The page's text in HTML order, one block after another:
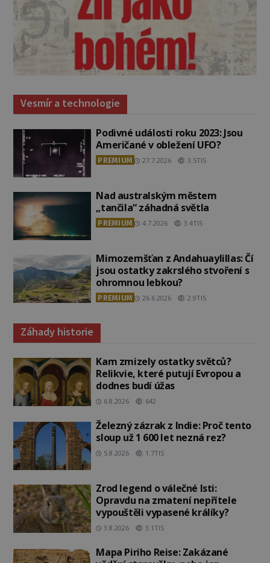
Vesmír a technologie
Podivné události roku 2023: Jsou
Američané v obležení UFO?
PREMIUM 27.7.2026 3.5TIS
Nad australským městem
„tančila“ záhadná světla
PREMIUM 4.7.2026 3.4TIS
Mimozemšťan z Andahuaylillas: Čí
jsou ostatky zakrslého stvoření s
ohromnou lebkou?
PREMIUM 26.6.2026 2.9TIS
Záhady historie
Kam zmizely ostatky světců?
Relikvie, které putují Evropou a
dodnes budí úžas
6.8.2026 642
Železný zázrak z Indie: Proč tento
sloup už 1 600 let nezná rez?
5.8.2026 1.7TIS
Zrod legend o válečné lsti:
Opravdu na zmatení nepřítele
vypouštěli vypasené králíky?
3.8.2026 3.1TIS
Mapa Piriho Reise: Zakázané